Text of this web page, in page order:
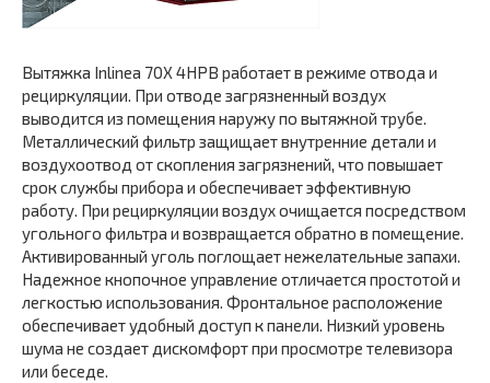
Вытяжка Inlinea 70X 4HPB работает в режиме отвода и
рециркуляции. При отводе загрязненный воздух
выводится из помещения наружу по вытяжной трубе.
Металлический фильтр защищает внутренние детали и
воздухоотвод от скопления загрязнений, что повышает
срок службы прибора и обеспечивает эффективную
работу. При рециркуляции воздух очищается посредством
угольного фильтра и возвращается обратно в помещение.
Активированный уголь поглощает нежелательные запахи.
Надежное кнопочное управление отличается простотой и
легкостью использования. Фронтальное расположение
обеспечивает удобный доступ к панели. Низкий уровень
шума не создает дискомфорт при просмотре телевизора
или беседе.